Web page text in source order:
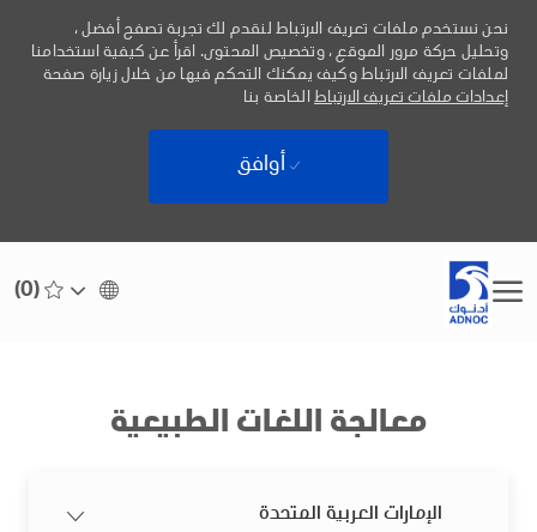
Language
Arabic
(0)
نحن نستخدم ملفات تعريف الارتباط لنقدم لك تجربة تصفح أفضل ،
وتحليل حركة مرور الموقع ، وتخصيص المحتوى. اقرأ عن كيفية استخدامنا
لملفات تعريف الارتباط وكيف يمكنك التحكم فيها من خلال زيارة صفحة
إعدادات ملفات تعريف الارتباط الخاصة بنا
أوافق
معالجة اللغات الطبيعية
الإمارات العربية المتحدة